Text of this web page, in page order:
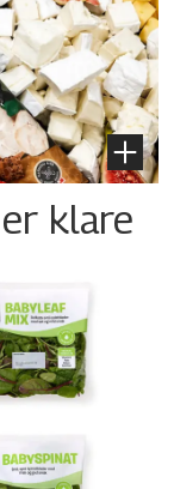
klare